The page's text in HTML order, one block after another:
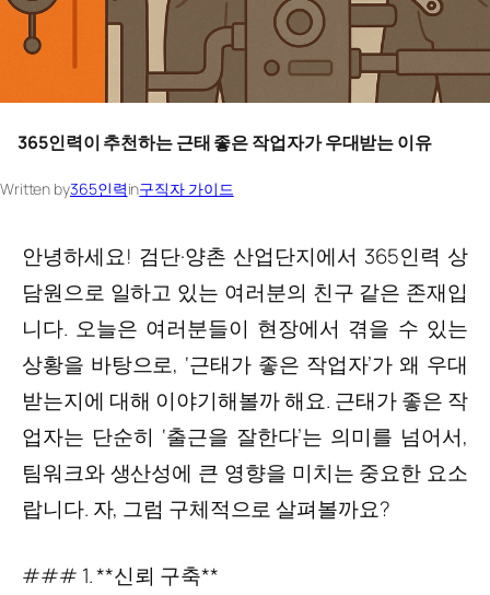
365인력이 추천하는 근태 좋은 작업자가 우대받는 이유
Written by365인력in구직자 가이드
안녕하세요! 검단·양촌 산업단지에서 365인력 상
담원으로 일하고 있는 여러분의 친구 같은 존재입
니다. 오늘은 여러분들이 현장에서 겪을 수 있는
상황을 바탕으로, ‘근태가 좋은 작업자’가 왜 우대
받는지에 대해 이야기해볼까 해요. 근태가 좋은 작
업자는 단순히 ‘출근을 잘한다’는 의미를 넘어서,
팀워크와 생산성에 큰 영향을 미치는 중요한 요소
랍니다. 자, 그럼 구체적으로 살펴볼까요?
### 1. **신뢰 구축**